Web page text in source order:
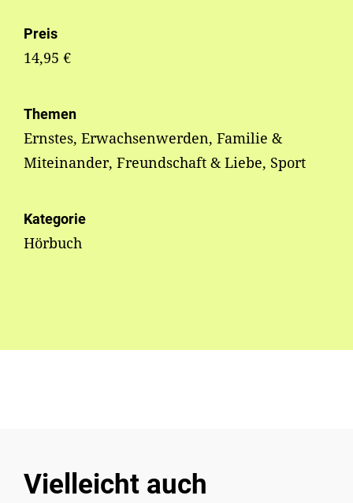
Preis
14,95 €
Themen
Ernstes, Erwachsenwerden, Familie &
Miteinander, Freundschaft & Liebe, Sport
Kategorie
Hörbuch
Vielleicht auch